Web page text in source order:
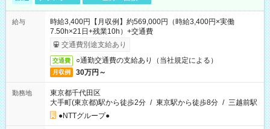
給与
時給3,400円【月収例】約569,000円（時給3,400円×実働
7.50h×21日+残業10h）+交通費
交通費別途支給あり
交通費 ○通勤交通費の支給あり（当社規定による）
月収例 30万円～
勤務地
東京都千代田区
大手町(東京都)駅から徒歩2分 / 東京駅から徒歩8分 / 三越前駅
●NTTグループ●